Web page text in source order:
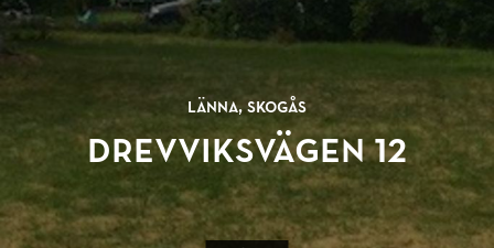
Länna, Skogås
Drevviksvägen 12